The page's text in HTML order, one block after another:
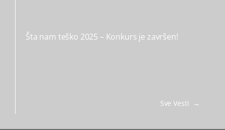
Šta nam teško 2025 – Konkurs je završen!
Sve Vesti →